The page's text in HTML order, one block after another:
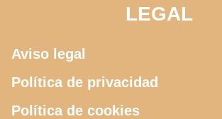
LEGAL
Aviso legal
Política de privacidad
Política de cookies